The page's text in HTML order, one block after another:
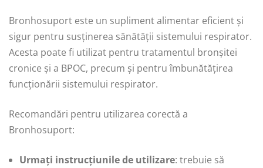
Bronhosuport este un supliment alimentar eficient și
sigur pentru susținerea sănătății sistemului respirator.
Acesta poate fi utilizat pentru tratamentul bronșitei
cronice și a BPOC, precum și pentru îmbunătățirea
funcționării sistemului respirator.
Recomandări pentru utilizarea corectă a
Bronhosuport:
Urmați instrucțiunile de utilizare: trebuie să